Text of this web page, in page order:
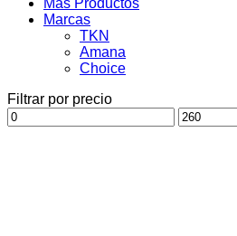
Mas Productos
Marcas
TKN
Amana
Choice
Filtrar por precio
Precio
mínimo
Precio
máximo